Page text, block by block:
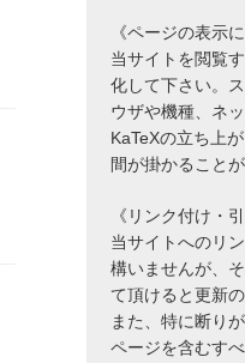
《ページの表示
当サイトを閲覧
化して下さい。
ウザや機種、ネ
KaTeXの立ち上
間が掛かることが
《リンク付け・
当サイトへのリ
構いませんが、
て頂けると更新
また、特に断り
ページを含むす